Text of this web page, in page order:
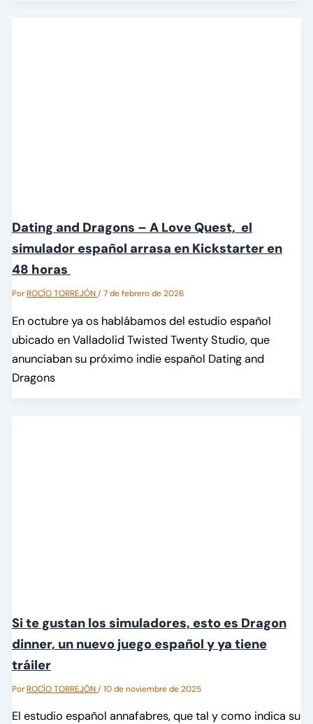
Dating and Dragons – A Love Quest, el
simulador español arrasa en Kickstarter en
48 horas
PorROCÍO TORREJÓN/7 de febrero de 2026
En octubre ya os hablábamos del estudio español
ubicado en Valladolid Twisted Twenty Studio, que
anunciaban su próximo indie español Dating and
Dragons
Si te gustan los simuladores, esto es Dragon
dinner, un nuevo juego español y ya tiene
tráiler
PorROCÍO TORREJÓN/10 de noviembre de 2025
El estudio español annafabres, que tal y como indica su